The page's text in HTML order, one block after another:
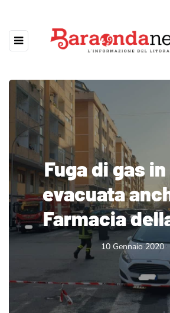
Fuga di gas
evacuata
Farmacia
10 Gennaio 2020